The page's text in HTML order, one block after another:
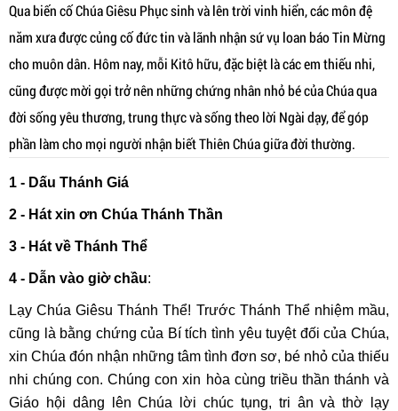
Qua biến cố Chúa Giêsu Phục sinh và lên trời vinh hiển, các môn đệ
năm xưa được củng cố đức tin và lãnh nhận sứ vụ loan báo Tin Mừng
cho muôn dân. Hôm nay, mỗi Kitô hữu, đặc biệt là các em thiếu nhi,
cũng được mời gọi trở nên những chứng nhân nhỏ bé của Chúa qua
đời sống yêu thương, trung thực và sống theo lời Ngài dạy, để góp
phần làm cho mọi người nhận biết Thiên Chúa giữa đời thường.
1 - Dấu Thánh Giá
2 - Hát xin ơn Chúa Thánh Thần
3 - Hát về Thánh Thể
4 - Dẫn vào giờ chầu:
Lạy Chúa Giêsu Thánh Thể! Trước Thánh Thể nhiệm mầu,
cũng là bằng chứng của Bí tích tình yêu tuyệt đối của Chúa,
xin Chúa đón nhận những tâm tình đơn sơ, bé nhỏ của thiếu
nhi chúng con. Chúng con xin hòa cùng triều thần thánh và
Giáo hội dâng lên Chúa lời chúc tụng, tri ân và thờ lạy